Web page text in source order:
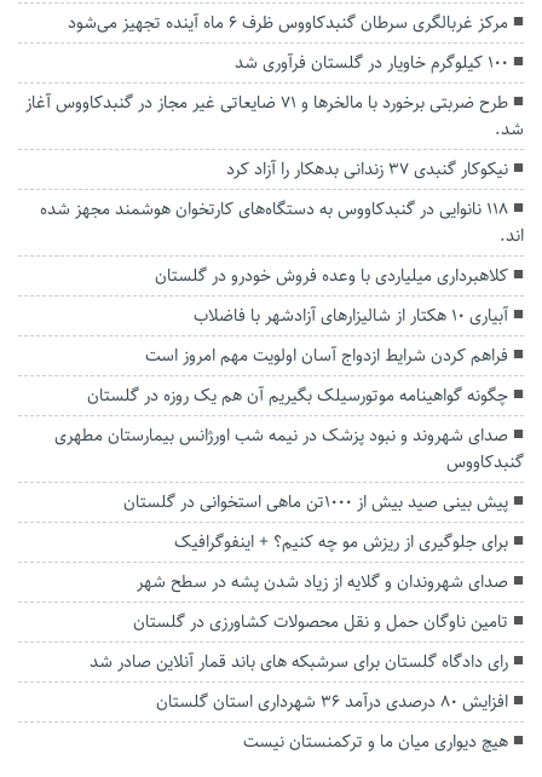
مرکز غربالگری سرطان گنبدکاووس ظرف ۶ ماه آینده تجهیز می‌شود
۱۰۰ کیلوگرم خاویار در گلستان فرآوری شد
طرح ضربتی برخورد با مالخرها و ۷۱ ضایعاتی غیر مجاز در گنبدکاووس آغاز
شد.
نیکوکار گنبدی ۳۷ زندانی بدهکار را آزاد کرد
۱۱۸ نانوایی در گنبدکاووس به دستگاه‌های کارتخوان هوشمند مجهز شده
اند.
کلاهبرداری میلیاردی با وعده فروش خودرو در گلستان
آبیاری ۱۰ هکتار از شالیزار‌های آزادشهر با فاضلاب
فراهم کردن شرایط ازدواج آسان اولویت مهم امروز است
چگونه گواهینامه موتورسیلک بگیریم آن هم یک روزه در گلستان
صدای شهروند و نبود پزشک در نیمه شب اورژانس بیمارستان مطهری
گنبدکاووس
پیش بینی صید بیش از ۱۰۰۰تن ماهی استخوانی در گلستان
برای جلوگیری از ریزش مو چه کنیم؟ + اینفوگرافیک
صدای شهروندان و گلایه از زیاد شدن پشه در سطح شهر
تامین ناوگان حمل و نقل محصولات کشاورزی در گلستان
رای دادگاه گلستان برای سرشبکه های باند قمار آنلاین صادر شد
افزایش ۸۰ درصدی درآمد ۳۶ شهرداری استان گلستان
هیچ دیواری میان ما و ترکمنستان نیست